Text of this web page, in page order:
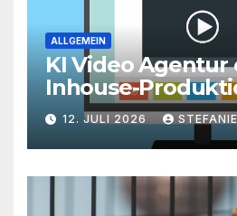
ALLGEMEIN
KI Video Agentur
Inhouse-
finden
richtigen Weg zu
skalierbarem
12. JULI 2026 STEFANIE